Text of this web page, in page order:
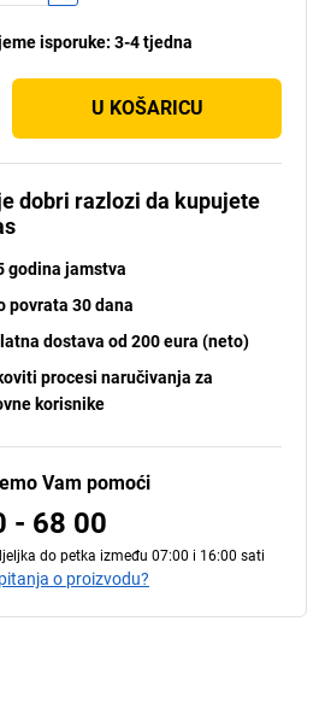
isporuke: 3-4 tjedna
U KOŠARICU
dobri razlozi da kupujete
godina jamstva
povrata 30 dana
dostava od 200 eura (neto)
procesi naručivanja za
korisnike
Vam pomoći
- 68 00
do petka između 07:00 i 16:00 sati
o proizvodu?